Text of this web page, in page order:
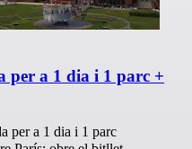
per a 1 dia i 1 parc +
per a 1 dia i 1 parc